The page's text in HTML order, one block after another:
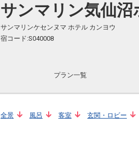
サンマリン気仙沼
サンマリンケセンヌマ ホテル カンヨウ
宿コード:S040008
プラン一覧
全景 風呂 客室 玄関・ロビー